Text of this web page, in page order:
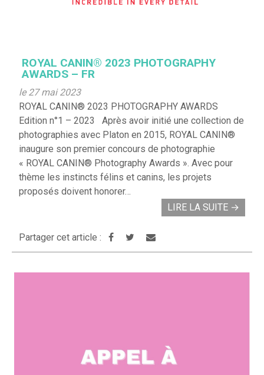
ROYAL CANIN® 2023 PHOTOGRAPHY
AWARDS – FR
le 27 mai 2023
ROYAL CANIN® 2023 PHOTOGRAPHY AWARDS
Edition n°1 – 2023 Après avoir initié une collection de
photographies avec Platon en 2015, ROYAL CANIN®
inaugure son premier concours de photographie
« ROYAL CANIN® Photography Awards ». Avec pour
thème les instincts félins et canins, les projets
proposés doivent honorer…
LIRE LA SUITE →
Partager cet article :